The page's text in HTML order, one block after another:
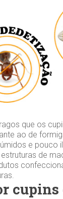
que os
ao de
e pouco
de